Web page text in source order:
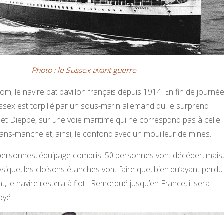
Photo : le Sussex avant-guerre
le navire bat pavillon français depuis 1914. En fin de journée
est torpillé par un sous-marin allemand qui le surprend
Dieppe, sur une voie maritime qui ne correspond pas à celle
manche et, ainsi, le confond avec un mouilleur de mines.
équipage compris. 50 personnes vont décéder, mais,
les cloisons étanches vont faire que, bien qu’ayant perdu
le navire restera à flot ! Remorqué jusqu’en France, il sera